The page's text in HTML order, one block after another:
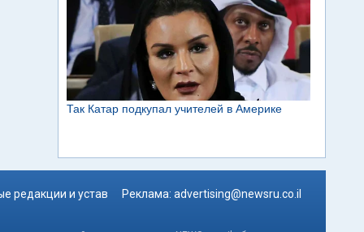
редакции и устав Реклама: advertising@newsru.co.il